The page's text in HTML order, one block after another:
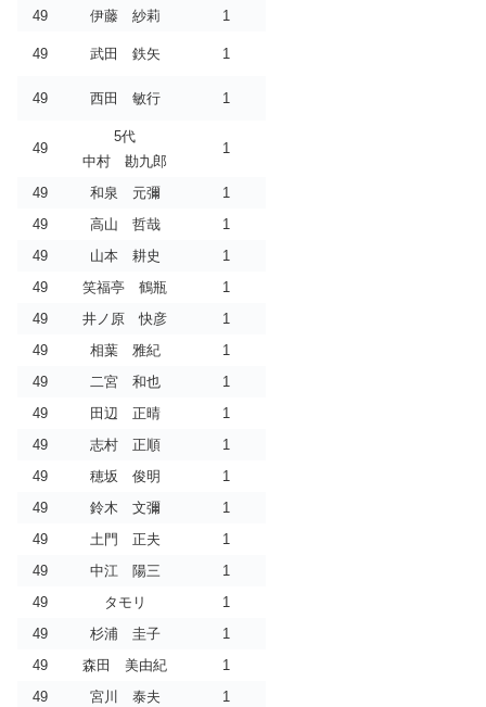
49
伊藤 紗莉 1
49 武田 鉄矢 1
49 西田 敏行 1
49
5代
中村 勘九郎
1
49 和泉 元彌
1
49
高山 哲哉
1
49
山本 耕史
1
49
笑福亭 鶴瓶
1
49
井ノ原 快彦
1
49
相葉 雅紀
1
49
二宮 和也
1
49
田辺 正晴
1
49
志村 正順
1
49
穂坂 俊明
1
49
鈴木 文彌
1
49
土門 正夫
1
49
中江 陽三
1
49
タモリ
1
49
杉浦 圭子
1
49
森田 美由紀
1
49
宮川 泰夫
1